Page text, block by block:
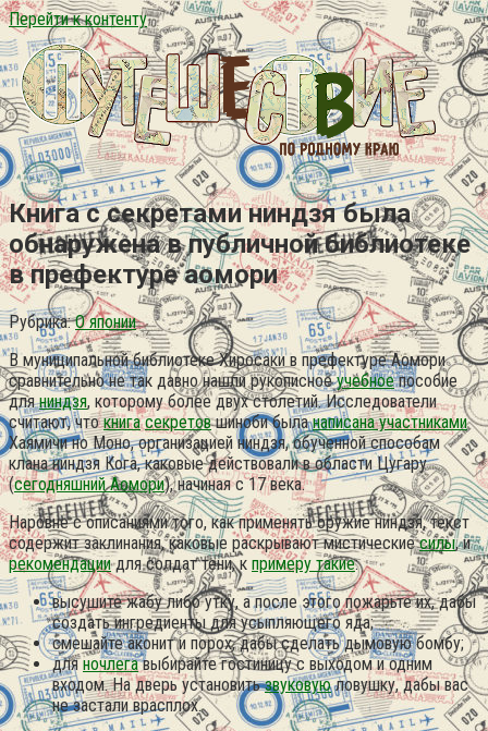
Перейти к контенту
Книга с секретами ниндзя была
обнаружена в публичной библиотеке
в префектуре аомори
Рубрика: О японии
В муниципальной библиотеке Хиросаки в префектуре Аомори
сравнительно не так давно нашли рукописноеучебноепособие
дляниндзя, которому более двух столетий. Исследователи
считают, чтокнига секретовшиноби быланаписана участниками
Хаямичи но Моно, организацией ниндзя, обученной способам
клана ниндзя Кога, каковые действовали в области Цугару
(сегодняшний Аомори), начиная с 17 века.
Наровне с описаниями того, как применять оружие ниндзя, текст
содержит заклинания, каковые раскрывают мистическиесилы, и
рекомендациидля солдат тени, к примеру такие:
высушите жабу либо утку, а после этого пожарьте их, дабы
создать ингредиенты для усыпляющего яда;
смешайте аконит и порох, дабы сделать дымовую бомбу;
дляночлегавыбирайте гостиницу с выходом и одним
входом. На дверь установитьзвуковуюловушку, дабы вас
не застали врасплох.